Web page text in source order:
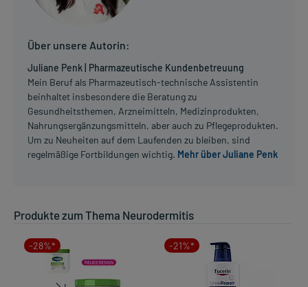
Über unsere Autorin:
Juliane Penk | Pharmazeutische Kundenbetreuung
Mein Beruf als Pharmazeutisch-technische Assistentin
beinhaltet insbesondere die Beratung zu
Gesundheitsthemen, Arzneimitteln, Medizinprodukten,
Nahrungsergänzungsmitteln, aber auch zu Pflegeprodukten.
Um zu Neuheiten auf dem Laufenden zu bleiben, sind
regelmäßige Fortbildungen wichtig. Mehr über Juliane Penk
Produkte zum Thema Neurodermitis
-28%* -21%*